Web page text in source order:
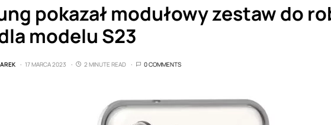
pokazał modułowy zestaw do
modelu S23
17 MARCA 2023 2 MINUTE READ 0 COMMENTS